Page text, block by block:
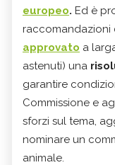
europeo. Ed è
raccomandazioni
approvato a
astenuti) una
garantire
Commissione e
sforzi sul tema,
nominare un
animale.